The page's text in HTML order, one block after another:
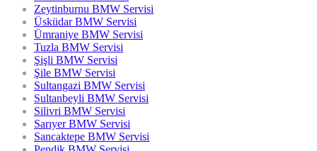
Zeytinburnu BMW Servisi
Üsküdar BMW Servisi
Ümraniye BMW Servisi
Tuzla BMW Servisi
Şişli BMW Servisi
Şile BMW Servisi
Sultangazi BMW Servisi
Sultanbeyli BMW Servisi
Silivri BMW Servisi
Sarıyer BMW Servisi
Sancaktepe BMW Servisi